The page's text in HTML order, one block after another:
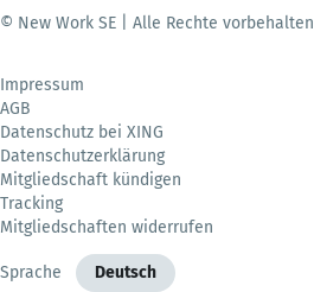
© New Work SE | Alle Rechte vorbehalten
Impressum
AGB
Datenschutz bei XING
Datenschutzerklärung
Mitgliedschaft kündigen
Tracking
Mitgliedschaften widerrufen
Sprache Deutsch